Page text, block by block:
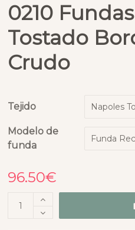
0210
Tostado
Crudo
Tejido
Modelo de
funda
96.50€